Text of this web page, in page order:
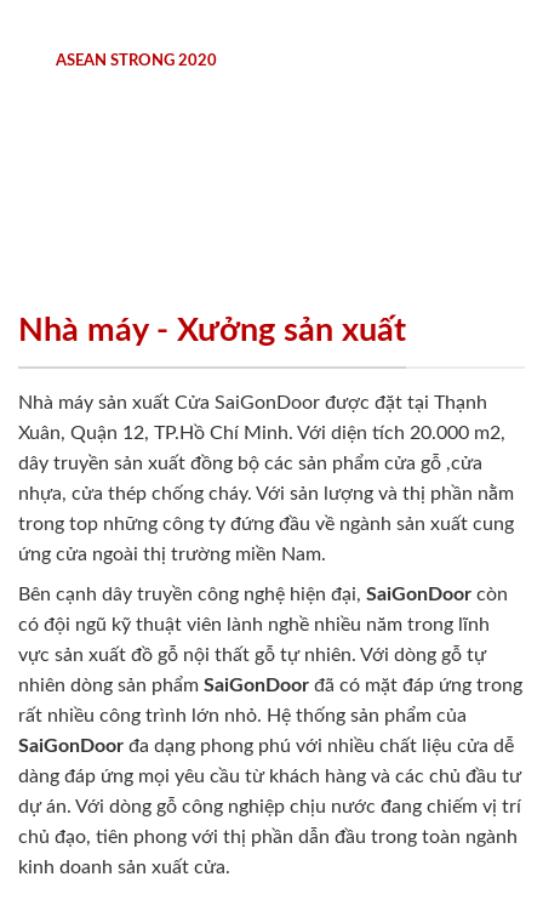
ASEAN STRONG 2020
Nhà máy - Xưởng sản xuất
Nhà máy sản xuất Cửa SaiGonDoor được đặt tại Thạnh
Xuân, Quận 12, TP.Hồ Chí Minh. Với diện tích 20.000 m2,
dây truyền sản xuất đồng bộ các sản phẩm cửa gỗ ,cửa
nhựa, cửa thép chống cháy. Với sản lượng và thị phần nằm
trong top những công ty đứng đầu về ngành sản xuất cung
ứng cửa ngoài thị trường miền Nam.
Bên cạnh dây truyền công nghệ hiện đại, SaiGonDoor còn
có đội ngũ kỹ thuật viên lành nghề nhiều năm trong lĩnh
vực sản xuất đồ gỗ nội thất gỗ tự nhiên. Với dòng gỗ tự
nhiên dòng sản phẩm SaiGonDoor đã có mặt đáp ứng trong
rất nhiều công trình lớn nhỏ. Hệ thống sản phẩm của
SaiGonDoor đa dạng phong phú với nhiều chất liệu cửa dễ
dàng đáp ứng mọi yêu cầu từ khách hàng và các chủ đầu tư
dự án. Với dòng gỗ công nghiệp chịu nước đang chiếm vị trí
chủ đạo, tiên phong với thị phần dẫn đầu trong toàn ngành
kinh doanh sản xuất cửa.